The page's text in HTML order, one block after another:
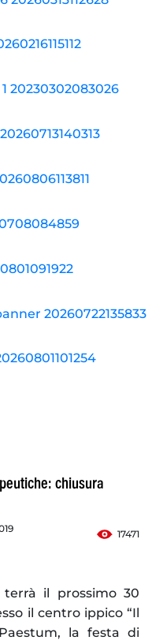
chiusura
17471
terrà il prossimo 30
il centro ippico “Il
la festa di